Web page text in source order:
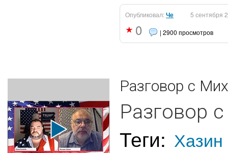
Опубликовал:Че 5 сентября
0 | 2900 просмотров
Разговор с
Разговор
Теги: Хазин